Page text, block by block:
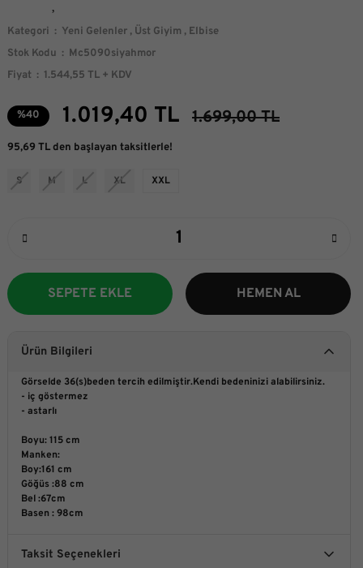
Kategori Yeni Gelenler , Üst Giyim , Elbise
Stok Kodu
Mc5090siyahmor
Fiyat
1.544,55 TL + KDV
%40 1.019,40 TL 1.699,00 TL
95,69 TL den başlayan taksitlerle!
S M L XL XXL
SEPETE EKLE HEMEN AL
Ürün Bilgileri
Görselde 36(s)beden tercih edilmiştir.Kendi bedeninizi alabilirsiniz.
- iç göstermez
- astarlı
Boyu: 115 cm
Manken:
Boy:161 cm
Göğüs :88 cm
Bel :67cm
Basen : 98cm
Taksit Seçenekleri